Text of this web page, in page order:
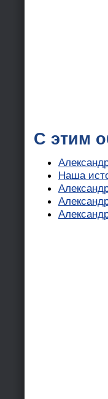
С этим
Наша